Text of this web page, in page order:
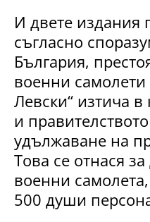
И двете издания
съгласно
България,
военни
Левски“ изтича
и
удължаване на
Това се отнася
военни
500 души